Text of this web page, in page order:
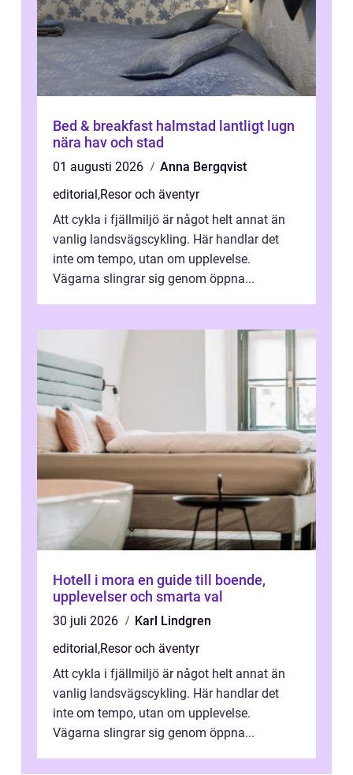
Bed & breakfast halmstad lantligt lugn
nära hav och stad
01 augusti 2026
Anna Bergqvist
editorial ,Resor och äventyr
Att cykla i fjällmiljö är något helt annat än
vanlig landsvägscykling. Här handlar det
inte om tempo, utan om upplevelse.
Vägarna slingrar sig genom öppna...
Hotell i mora en guide till boende,
upplevelser och smarta val
30 juli 2026
Karl Lindgren
editorial ,Resor och äventyr
Att cykla i fjällmiljö är något helt annat än
vanlig landsvägscykling. Här handlar det
inte om tempo, utan om upplevelse.
Vägarna slingrar sig genom öppna...